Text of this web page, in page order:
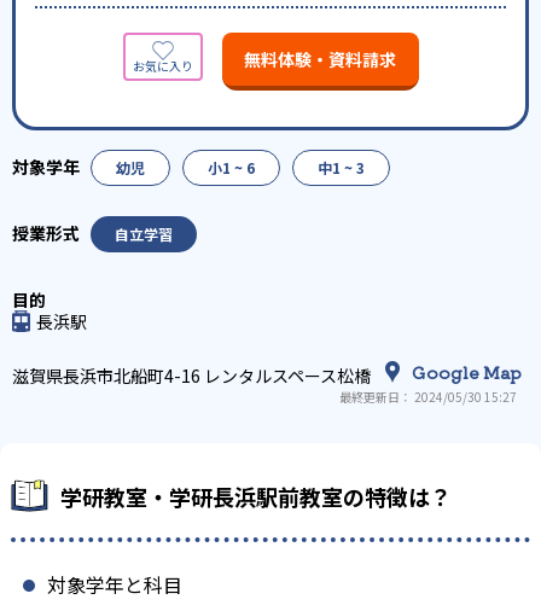
無料体験・資料請求
幼児 小1 ~ 6 中1 ~ 3
自立学習
長浜駅
滋賀県長浜市北船町4-16 レンタルスペース松橋 Google Map
最終更新日： 2024/05/30 15:27
学研教室・学研長浜駅前教室の特徴は？
対象学年と科目